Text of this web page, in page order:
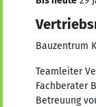
Bauzentrum
Teamleiter
Fachberater
Betreuung